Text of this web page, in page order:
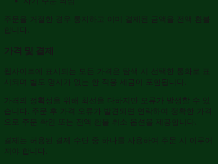
주문을 거절한 경우 통지하고 이미 결제된 금액을 전액 환불
합니다.
가격 및 결제
웹사이트에 표시되는 모든 가격은 탐색 시 선택한 통화로 표
시되며 별도 명시가 없는 한 적용 세금이 포함됩니다.
가격의 정확성을 위해 최선을 다하지만 오류가 발생할 수 있
습니다. 주문 후 가격 오류가 발견되면 연락하여 정확한 가격
으로 주문 확인 또는 전액 환불 취소 옵션을 제공합니다.
결제는 허용된 결제 수단 중 하나를 사용하여 주문 시 이루어
져야 합니다.